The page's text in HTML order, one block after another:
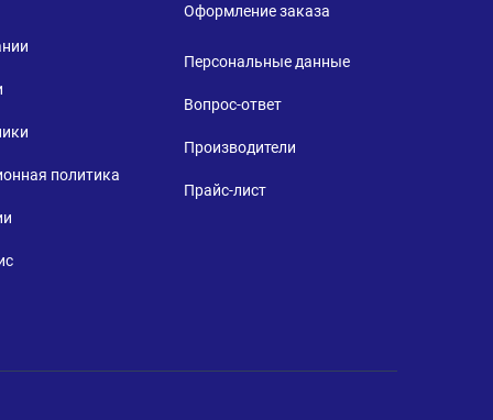
политика
Оформление заказа
Персональные данные
Вопрос-ответ
Производители
Прайс-лист